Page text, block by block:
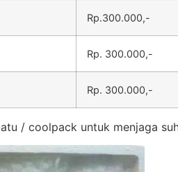
Rp.300.000,-
Rp. 300.000,-
Rp. 300.000,-
/ coolpack untuk menjaga